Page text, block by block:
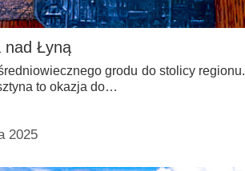
nad Łyną
grodu do stolicy regionu.
to okazja do…
2025